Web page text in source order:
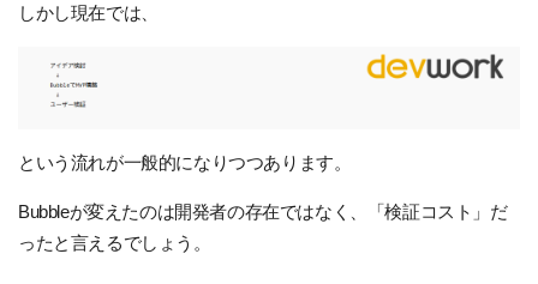
しかし現在では、
という流れが一般的になりつつあります。
Bubbleが変えたのは開発者の存在ではなく、「検証コスト」だ
ったと言えるでしょう。